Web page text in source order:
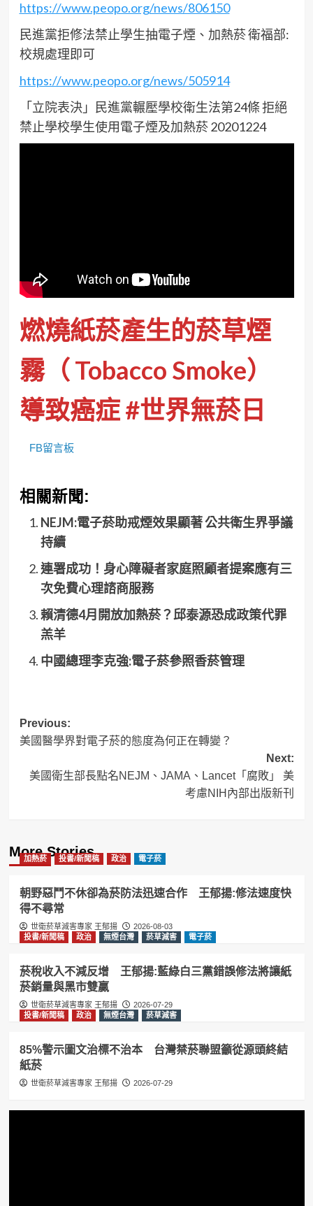
https://www.peopo.org/news/806150
民進黨拒修法禁止學生抽電子煙、加熱菸 衛福部:
校規處理即可
https://www.peopo.org/news/505914
「立院表決」民進黨輾壓學校衛生法第24條 拒絕
禁止學校學生使用電子煙及加熱菸 20201224
燃燒紙菸產生的菸草煙
霧（ Tobacco Smoke）
導致癌症#世界無菸日
FB留言板
相關新聞:
NEJM:電子菸助戒煙效果顯著 公共衛生界爭議
持續
連署成功！身心障礙者家庭照顧者提案應有三
次免費心理諮商服務
賴清德4月開放加熱菸？邱泰源恐成政策代罪
羔羊
中國總理李克強:電子菸參照香菸管理
Post
navigation
Previous:
美國醫學界對電子菸的態度為何正在轉變？
Next:
美國衛生部長點名NEJM、JAMA、Lancet「腐敗」 美
考慮NIH內部出版新刊
More Stories
加熱菸 投書/新聞稿 政治 電子菸
朝野惡鬥不休卻為菸防法迅速合作 王郁揚:修法速度快
得不尋常
世衛菸草減害專家 王郁揚
2026-08-03
投書/新聞稿
政治 無煙台灣 菸草減害 電子菸
菸稅收入不減反增 王郁揚:藍綠白三黨錯誤修法將讓紙
菸銷量與黑市雙贏
世衛菸草減害專家 王郁揚
2026-07-29
投書/新聞稿
政治 無煙台灣 菸草減害
85%警示圖文治標不治本 台灣禁菸聯盟籲從源頭終結
紙菸
世衛菸草減害專家 王郁揚 2026-07-29